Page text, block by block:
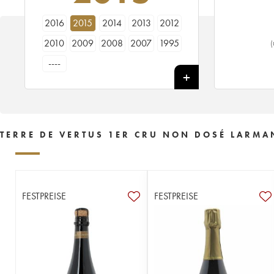
2016 2015 2014 2013
2012
2010
2009 2008 2007
1995
----
TERRE DE VERTUS 1ER CRU NON DOSÉ
FESTPREISE FESTPREISE